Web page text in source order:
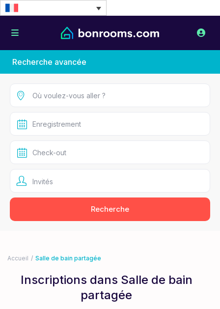
Recherche avancée
Invités
Accueil Salle de bain partagée
Inscriptions dans Salle de bain
partagée